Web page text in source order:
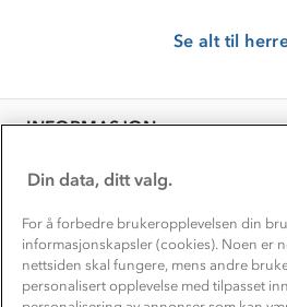
Se alt til
INFORMASJON
Presse
OM OSS
Samarbeide med oss?
TIPS OG RÅD
Vask og vedlikehold
Store størrelser
Turmat oppskrifter
Beredskap
AKTIVITETER
Overnatte utendørs⛺
Leirskole 🥾
Barnehageansatt
Tips til hyttetur
Din data, ditt valg.
For å forbedre brukeropplevelsen din
informasjonskapsler (cookies). Noen er
nettsiden skal fungere, mens andre
personalisert opplevelse med tilpasset